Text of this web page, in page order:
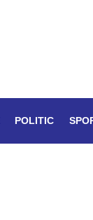
POLITIC